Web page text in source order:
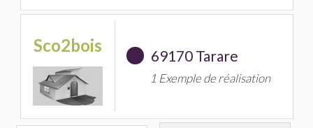
Sco2bois
69170 Tarare
1 Exemple de réalisation